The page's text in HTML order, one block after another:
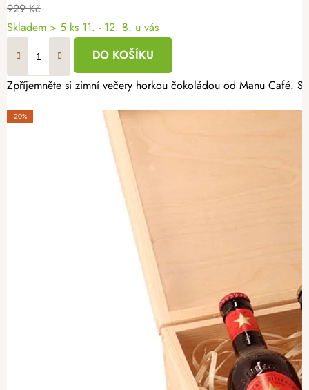
929 Kč
Skladem > 5 ks 11. - 12. 8. u vás
DO KOŠÍKU
Zpříjemněte si zimní večery horkou čokoládou od Manu Café.
-20%